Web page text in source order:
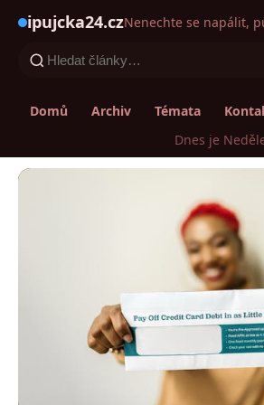
ipujcka24.czNenechte se napálit,
Domů Archiv Témata
Dnes je